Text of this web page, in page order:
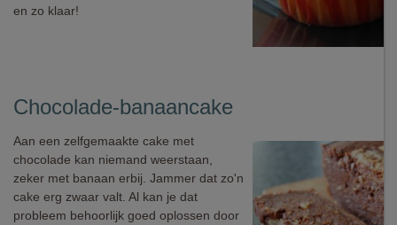
en zo klaar!
Chocolade-banaancake
Aan een zelfgemaakte cake met
chocolade kan niemand weerstaan,
zeker met banaan erbij. Jammer dat zo'n
cake erg zwaar valt. Al kan je dat
probleem behoorlijk goed oplossen door